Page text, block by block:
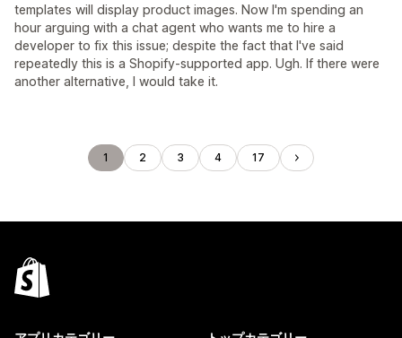
templates will display product images. Now I'm spending an
hour arguing with a chat agent who wants me to hire a
developer to fix this issue; despite the fact that I've said
repeatedly this is a Shopify-supported app. Ugh. If there were
another alternative, I would take it.
1 2 3 4 17